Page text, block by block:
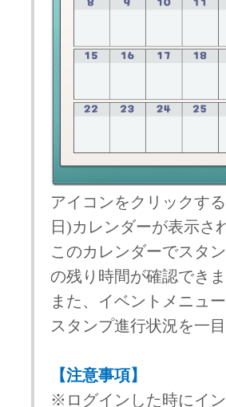
アイコンをクリックす
日)カレンダーが表示さ
このカレンダーでスタ
の残り時間が確認でき
また、イベントメニュ
スタンプ進行状況を一
【注意事項】
※ログインした時にイ